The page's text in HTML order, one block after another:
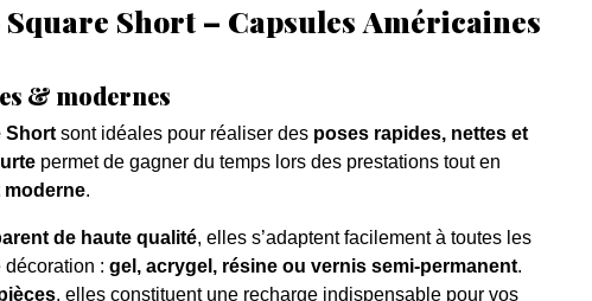
Short – Capsules Américaines
& modernes
Shortsont idéales pour réaliser des poses rapides, nettes et
permet de gagner du temps lors des prestations tout en
moderne.
de haute qualité, elles s’adaptent facilement à toutes les
: gel, acrygel, résine ou vernis semi-permanent.
, elles constituent une recharge indispensable pour vos